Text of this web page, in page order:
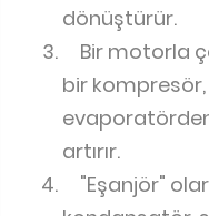
dönüştürür.
Bir motorla
bir kompresör,
evaporatörden
artırır.
"Eşanjör"